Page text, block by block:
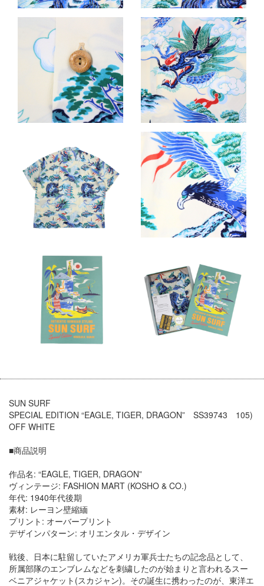
SUN SURF
SPECIAL EDITION “EAGLE, TIGER, DRAGON” SS39743 105)
OFF WHITE
■商品説明
作品名: “EAGLE, TIGER, DRAGON”
ヴィンテージ: FASHION MART (KOSHO & CO.)
年代: 1940年代後期
素材: レーヨン壁縮緬
プリント: オーバープリント
デザインパターン: オリエンタル・デザイン
戦後、日本に駐留していたアメリカ軍兵士たちの記念品として、
所属部隊のエンブレムなどを刺繍したのが始まりと言われるスー
ベニアジャケット(スカジャン)。その誕生に携わったのが、東洋エ